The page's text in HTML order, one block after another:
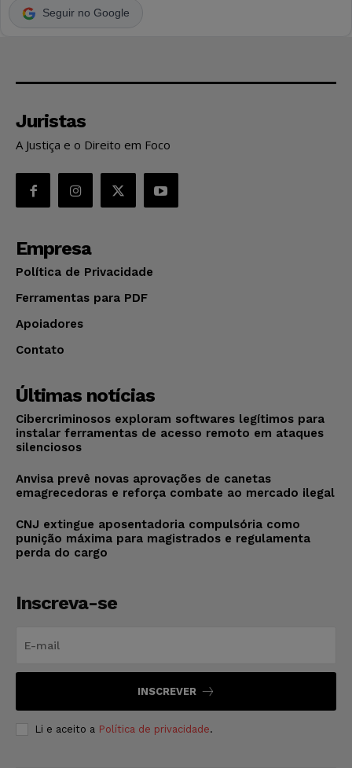
Seguir no Google
Juristas
A Justiça e o Direito em Foco
Empresa
Política de Privacidade
Ferramentas para PDF
Apoiadores
Contato
Últimas notícias
Cibercriminosos exploram softwares legítimos para
instalar ferramentas de acesso remoto em ataques
silenciosos
Anvisa prevê novas aprovações de canetas
emagrecedoras e reforça combate ao mercado ilegal
CNJ extingue aposentadoria compulsória como
punição máxima para magistrados e regulamenta
perda do cargo
Inscreva-se
INSCREVER
Li e aceito a Política de privacidade.